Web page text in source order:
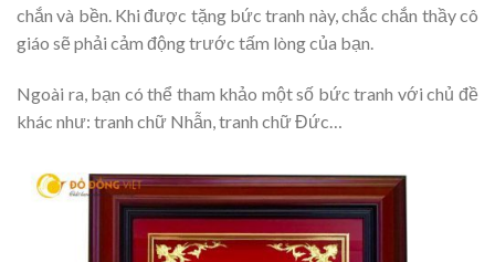
chắn và bền. Khi được tặng bức tranh này, chắc chắn thầy cô
giáo sẽ phải cảm động trước tấm lòng của bạn.
Ngoài ra, bạn có thể tham khảo một số bức tranh với chủ đề
khác như: tranh chữ Nhẫn, tranh chữ Đức…